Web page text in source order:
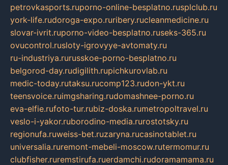
petrovkasports.ruporno-online-besplatno.rusplclub.ru
york-life.rudoroga-expo.ruribery.rucleanmedicine.ru
slovar-ivrit.ruporno-video-besplatno.ruseks-365.ru
ovucontrol.rusloty-igrovyye-avtomaty.ru
ru-industriya.rurusskoe-porno-besplatno.ru
belgorod-day.rudigilith.rupichkurovlab.ru
medic-today.rutaksu.rucomp123.rudon-ykt.ru
teensvoice.ruimgsharing.rudomashnee-porno.ru
eva-elfie.rufoto-tur.rubiz-doska.rumetropoltravel.ru
veslo-i-yakor.ruborodino-media.rurostotsky.ru
regionufa.ruweiss-bet.ruzaryna.rucasinotablet.ru
universalia.ruremont-mebeli-moscow.rutermomur.ru
clubfisher.ruremstirufa.ruerdamchi.rudoramamama.ru